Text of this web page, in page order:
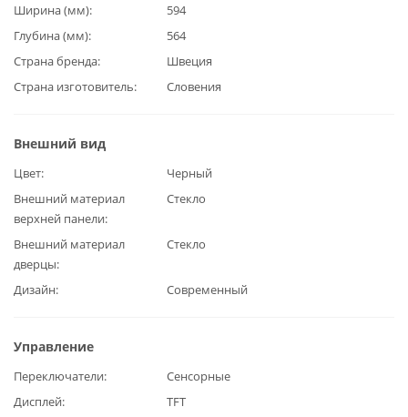
Ширина (мм)
594
Глубина (мм)
564
Страна бренда
Швеция
Страна изготовитель
Словения
Внешний вид
Цвет
Черный
Внешний материал
верхней панели
Стекло
Внешний материал
дверцы
Стекло
Дизайн Современный
Управление
Переключатели
Сенсорные
Дисплей
TFT